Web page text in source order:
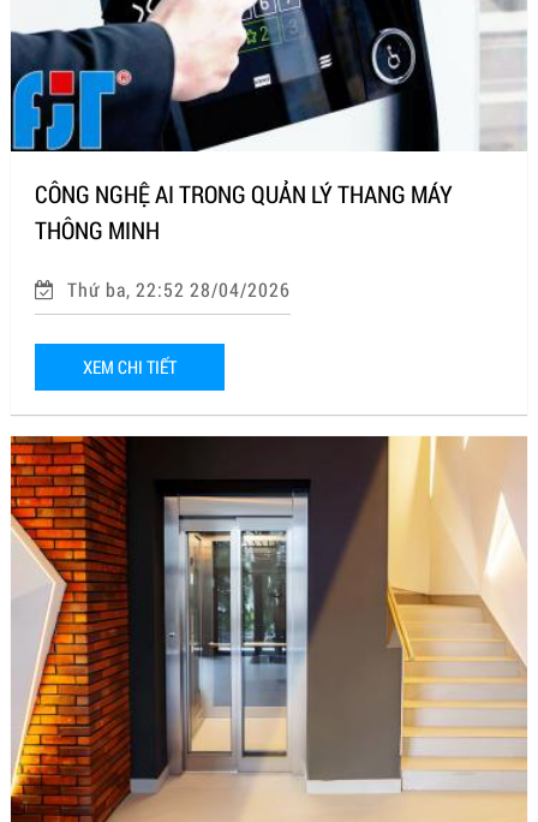
CÔNG NGHỆ AI TRONG QUẢN LÝ THANG MÁY
THÔNG MINH
Thứ ba, 22:52 28/04/2026
XEM CHI TIẾT